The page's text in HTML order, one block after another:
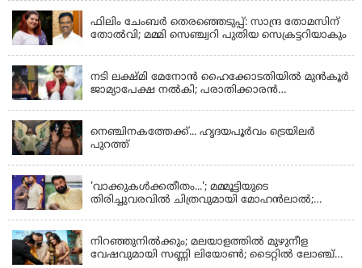
ഫിലിം ചേംബർ തെരഞ്ഞെടുപ്പ്: സാന്ദ്ര തോമസിന്
തോൽവി; മമ്മി സെഞ്ച്വറി പുതിയ സെക്രട്ടറിയാകും
നടി ലക്ഷ്മി മേനോൻ ഹൈക്കോടതിയിൽ മുൻ‌കൂർ
ജാമ്യാപേക്ഷ നൽകി; പരാതിക്കാരൻ
നെഞ്ചിനകത്തേക്ക്... ഹൃദയപൂര്‍വം ട്രെയിലര്‍
പുറത്ത്
'വാക്കുകള്‍ക്കതീതം...'; മമ്മൂട്ടിയുടെ
തിരിച്ചുവരവില്‍ ചിത്രവുമായി മോഹന്‍ലാല്‍;
നിറഞ്ഞുനിൽക്കും; മലയാളത്തിൽ മുഴുനീള
വേഷവുമായി സണ്ണി ലിയോൺ; ടൈറ്റിൽ ലോഞ്ച്